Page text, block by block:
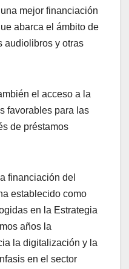
mejor financiación
abarca el ámbito de
audiolibros y otras
el acceso a la
favorables para las
de préstamos
financiación del
establecido como
en la Estrategia
años la
la digitalización y la
en el sector